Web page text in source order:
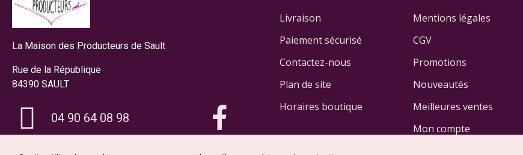
La Maison des Producteurs de Sault
Rue de la République
84390 SAULT
04 90 64 08 98
Livraison
Paiement sécurisé
Contactez-nous
Plan de site
Horaires boutique
Mentions légales
CGV
Promotions
Nouveautés
Meilleures ventes
Mon compte